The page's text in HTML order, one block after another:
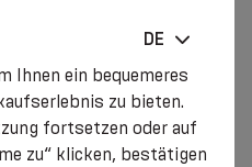
entstehen. Meistens
denen die Wunde
DE
Ihnen ein bequemeres
zu bieten.
fortsetzen oder auf
zu“ klicken, bestätigen